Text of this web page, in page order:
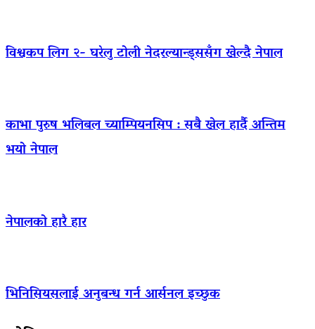
विश्वकप लिग २- घरेलु टोली नेदरल्यान्ड्ससँग खेल्दै नेपाल
काभा पुरुष भलिबल च्याम्पियनसिप : सबै खेल हार्दै अन्तिम
भयो नेपाल
नेपालको हारै हार
भिनिसियसलाई अनुबन्ध गर्न आर्सनल इच्छुक